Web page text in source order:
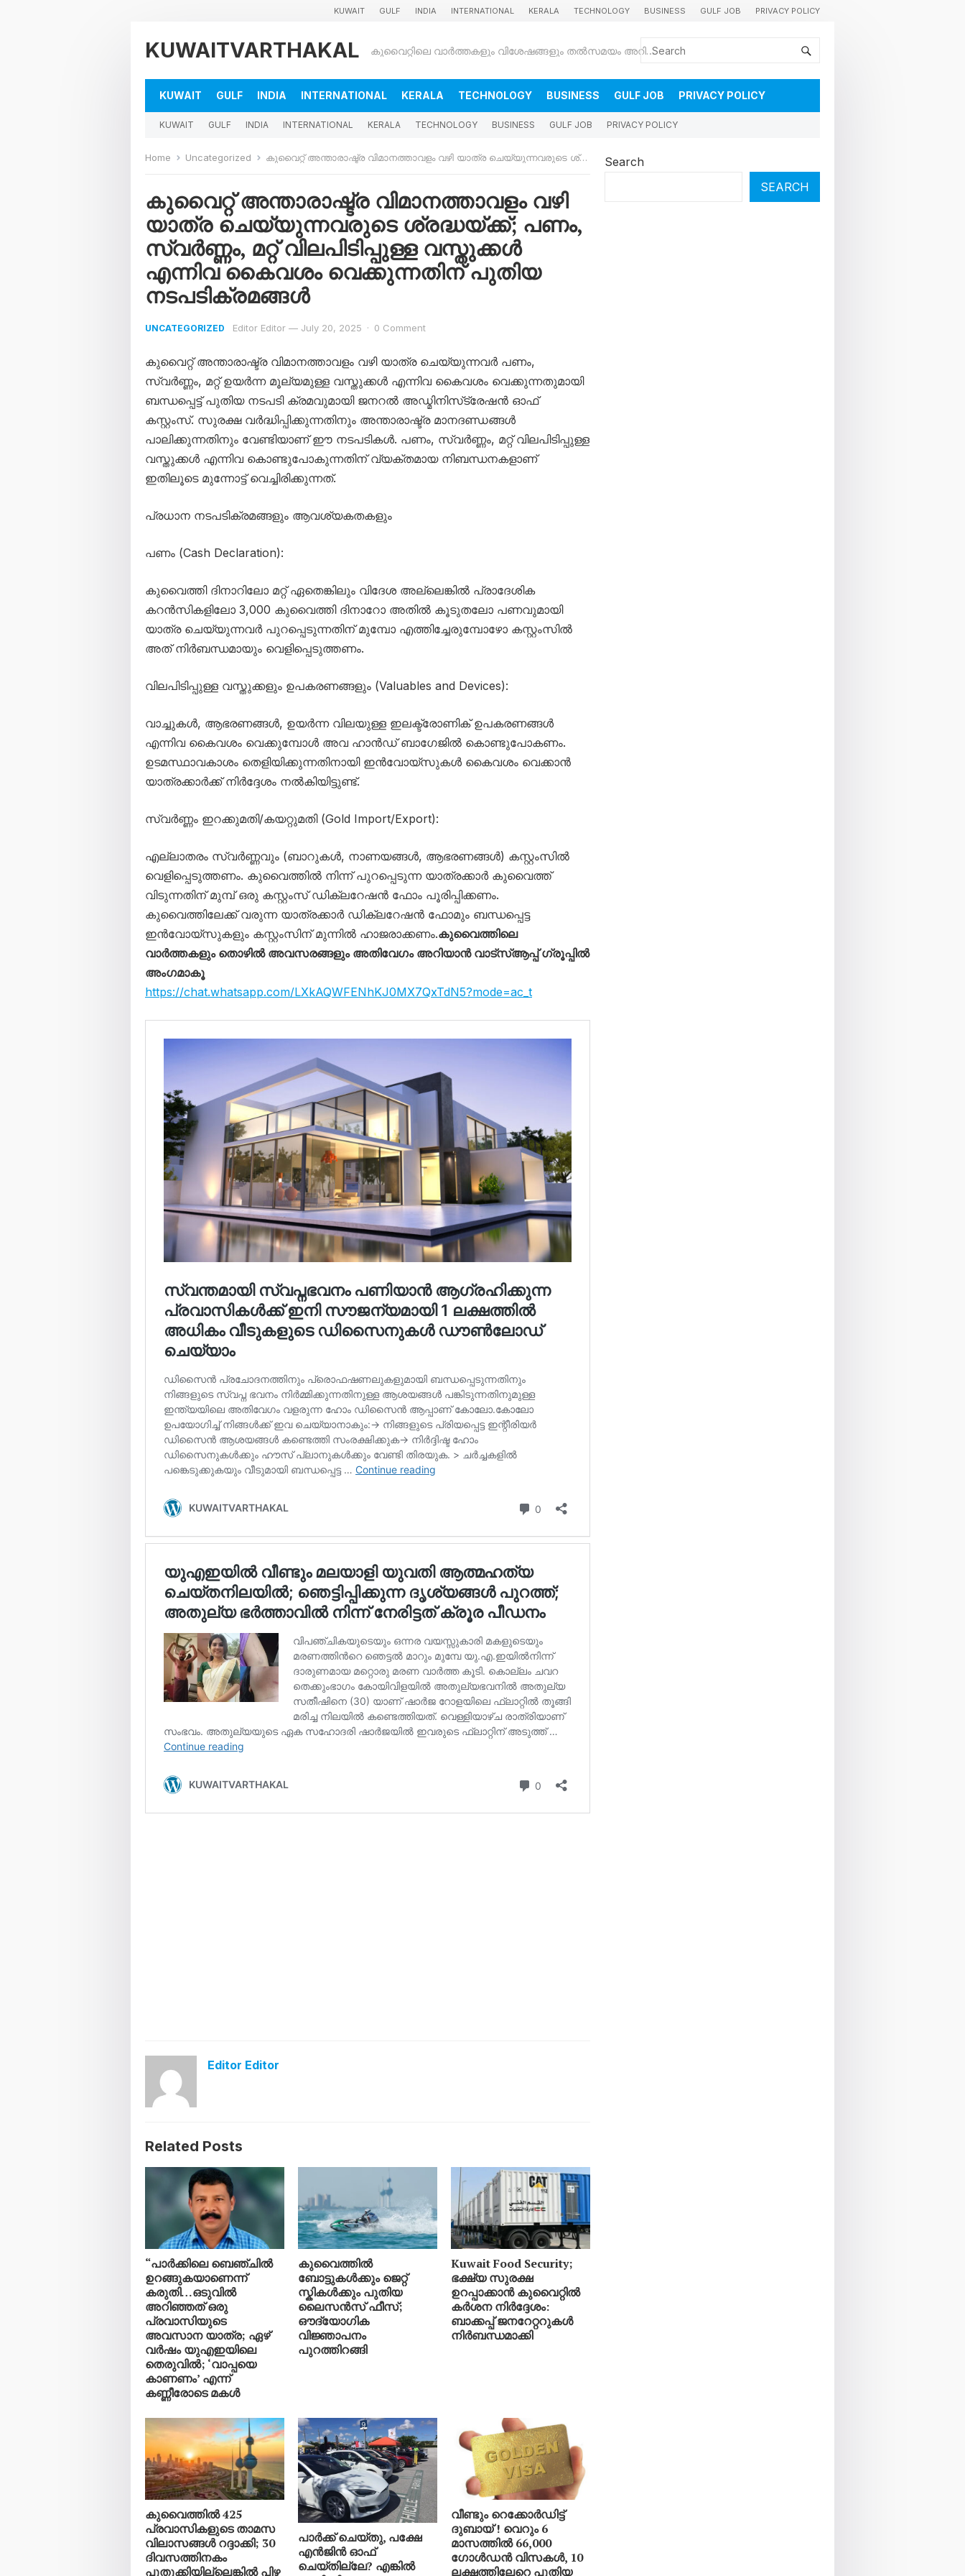
KUWAIT GULF INDIA INTERNATIONAL KERALA TECHNOLOGY BUSINESS GULF JOB PRIVACY POLICY
KUWAITVARTHAKAL കുവൈറ്റിലെ വാർത്തകളും വിശേഷങ്ങളും തൽസമയം അറിയാൻ
KUWAIT GULF INDIA INTERNATIONAL KERALA TECHNOLOGY BUSINESS GULF JOB PRIVACY POLICY
KUWAIT GULF INDIA INTERNATIONAL KERALA TECHNOLOGY BUSINESS GULF JOB PRIVACY POLICY
Home Uncategorized കുവൈറ്റ് അന്താരാഷ്ട്ര വിമാനത്താവളം വഴി യാത്ര ചെയ്യുന്നവരുടെ ശ്രദ്ധയ്ക്ക്; പണം, സ്വർണ്ണം, മറ്റ് വിലപിടിപ്പുള്ള വസ്തുക്കൾ എന്നിവ കൈവശം വെക്കുന്നതിന് പുതിയ നടപടിക്രമങ്ങൾ
കുവൈറ്റ് അന്താരാഷ്ട്ര വിമാനത്താവളം വഴി
യാത്ര ചെയ്യുന്നവരുടെ ശ്രദ്ധയ്ക്ക്; പണം,
സ്വർണ്ണം, മറ്റ് വിലപിടിപ്പുള്ള വസ്തുക്കൾ
എന്നിവ കൈവശം വെക്കുന്നതിന് പുതിയ
നടപടിക്രമങ്ങൾ
UNCATEGORIZED Editor Editor — July 20, 2025 · 0 Comment
കുവൈറ്റ് അന്താരാഷ്ട്ര വിമാനത്താവളം വഴി യാത്ര ചെയ്യുന്നവർ പണം,
സ്വർണ്ണം, മറ്റ് ഉയർന്ന മൂല്യമുള്ള വസ്തുക്കൾ എന്നിവ കൈവശം വെക്കുന്നതുമായി
ബന്ധപ്പെട്ട് പുതിയ നടപടി ക്രമവുമായി ജനറൽ അഡ്മിനിസ്‌ട്രേഷൻ ഓഫ്
കസ്റ്റംസ്. സുരക്ഷ വർദ്ധിപ്പിക്കുന്നതിനും അന്താരാഷ്ട്ര മാനദണ്ഡങ്ങൾ
പാലിക്കുന്നതിനും വേണ്ടിയാണ് ഈ നടപടികൾ. പണം, സ്വർണ്ണം, മറ്റ് വിലപിടിപ്പുള്ള
വസ്തുക്കൾ എന്നിവ കൊണ്ടുപോകുന്നതിന് വ്യക്തമായ നിബന്ധനകളാണ്
ഇതിലൂടെ മുന്നോട്ട് വെച്ചിരിക്കുന്നത്.
പ്രധാന നടപടിക്രമങ്ങളും ആവശ്യകതകളും
പണം (Cash Declaration):
കുവൈത്തി ദിനാറിലോ മറ്റ് ഏതെങ്കിലും വിദേശ അല്ലെങ്കിൽ പ്രാദേശിക
കറൻസികളിലോ 3,000 കുവൈത്തി ദിനാറോ അതിൽ കൂടുതലോ പണവുമായി
യാത്ര ചെയ്യുന്നവർ പുറപ്പെടുന്നതിന് മുമ്പോ എത്തിച്ചേരുമ്പോഴോ കസ്റ്റംസിൽ
അത് നിർബന്ധമായും വെളിപ്പെടുത്തണം.
വിലപിടിപ്പുള്ള വസ്തുക്കളും ഉപകരണങ്ങളും (Valuables and Devices):
വാച്ചുകൾ, ആഭരണങ്ങൾ, ഉയർന്ന വിലയുള്ള ഇലക്ട്രോണിക് ഉപകരണങ്ങൾ
എന്നിവ കൈവശം വെക്കുമ്പോൾ അവ ഹാൻഡ് ബാഗേജിൽ കൊണ്ടുപോകണം.
ഉടമസ്ഥാവകാശം തെളിയിക്കുന്നതിനായി ഇൻവോയ്‌സുകൾ കൈവശം വെക്കാൻ
യാത്രക്കാർക്ക് നിർദ്ദേശം നൽകിയിട്ടുണ്ട്.
സ്വർണ്ണം ഇറക്കുമതി/കയറ്റുമതി (Gold Import/Export):
എല്ലാതരം സ്വർണ്ണവും (ബാറുകൾ, നാണയങ്ങൾ, ആഭരണങ്ങൾ) കസ്റ്റംസിൽ
വെളിപ്പെടുത്തണം. കുവൈത്തിൽ നിന്ന് പുറപ്പെടുന്ന യാത്രക്കാർ കുവൈത്ത്
വിടുന്നതിന് മുമ്പ് ഒരു കസ്റ്റംസ് ഡിക്ലറേഷൻ ഫോം പൂരിപ്പിക്കണം.
കുവൈത്തിലേക്ക് വരുന്ന യാത്രക്കാർ ഡിക്ലറേഷൻ ഫോമും ബന്ധപ്പെട്ട
ഇൻവോയ്‌സുകളും കസ്റ്റംസിന് മുന്നിൽ ഹാജരാക്കണം.കുവൈത്തിലെ
വാർത്തകളും തൊഴിൽ അവസരങ്ങളും അതിവേഗം അറിയാൻ വാട്സ്ആപ്പ് ഗ്രൂപ്പിൽ
അംഗമാകൂ
https://chat.whatsapp.com/LXkAQWFENhKJ0MX7QxTdN5?mode=ac_t
Editor Editor
Related Posts
“പാർക്കിലെ ബെഞ്ചിൽ
ഉറങ്ങുകയാണെന്ന്
കരുതി…ഒടുവിൽ
അറിഞ്ഞത് ഒരു
പ്രവാസിയുടെ
അവസാന യാത്ര; ഏഴ്
വർഷം യുഎഇയിലെ
തെരുവിൽ; ‘വാപ്പയെ
കാണണം’ എന്ന്
കണ്ണീരോടെ മകൾ
കുവൈത്തിൽ
ബോട്ടുകൾക്കും ജെറ്റ്
സ്കികൾക്കും പുതിയ
ലൈസൻസ് ഫീസ്;
ഔദ്യോഗിക
വിജ്ഞാപനം
പുറത്തിറങ്ങി
Kuwait Food Security;
ഭക്ഷ്യ സുരക്ഷ
ഉറപ്പാക്കാൻ കുവൈറ്റിൽ
കർശന നിർദ്ദേശം:
ബാക്കപ്പ് ജനറേറ്ററുകൾ
നിർബന്ധമാക്കി
കുവൈത്തിൽ 425
പ്രവാസികളുടെ താമസ
വിലാസങ്ങൾ റദ്ദാക്കി; 30
ദിവസത്തിനകം
പുതുക്കിയില്ലെങ്കിൽ പിഴ
പാർക്ക് ചെയ്തു, പക്ഷേ
എൻജിൻ ഓഫ്
ചെയ്തില്ലേ? എങ്കിൽ
വീണ്ടും റെക്കോർഡിട്ട്
ദുബായ് ! വെറും 6
മാസത്തിൽ 66,000
ഗോൾഡൻ വിസകൾ, 10
ലക്ഷത്തിലേറെ പുതിയ
Search
SEARCH